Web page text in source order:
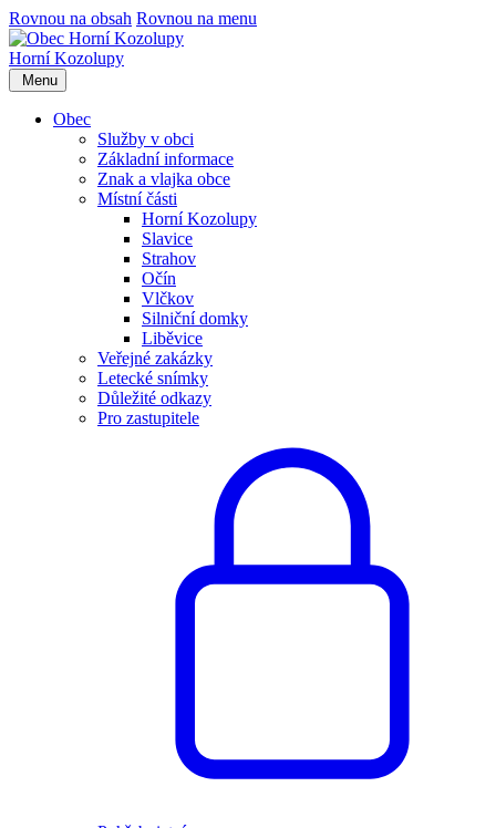
Rovnou na obsah Rovnou na menu
Horní Kozolupy
Menu
Obec
Služby v obci
Základní informace
Znak a vlajka obce
Místní části
Horní Kozolupy
Slavice
Strahov
Očín
Vlčkov
Silniční domky
Liběvice
Veřejné zakázky
Letecké snímky
Důležité odkazy
Pro zastupitele